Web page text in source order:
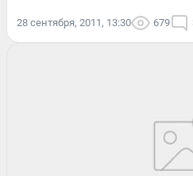
28 сентября, 2011, 13:30 679